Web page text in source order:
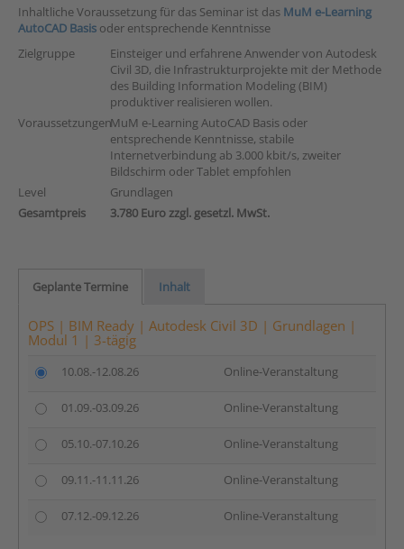
Inhaltliche Voraussetzung für das Seminar ist das MuM e-Learning
AutoCAD Basis oder entsprechende Kenntnisse
Zielgruppe
Einsteiger und erfahrene Anwender von Autodesk
Civil 3D, die Infrastrukturprojekte mit der Methode
des Building Information Modeling (BIM)
produktiver realisieren wollen.
VoraussetzungenMuM e-Learning AutoCAD Basis oder
entsprechende Kenntnisse, stabile
Internetverbindung ab 3.000 kbit/s, zweiter
Bildschirm oder Tablet empfohlen
Level
Grundlagen
Gesamtpreis
3.780 Euro zzgl. gesetzl. MwSt.
Geplante Termine Inhalt
OPS | BIM Ready | Autodesk Civil 3D | Grundlagen |
Modul 1 | 3-tägig
10.08.-12.08.26 Online-Veranstaltung
01.09.-03.09.26 Online-Veranstaltung
05.10.-07.10.26 Online-Veranstaltung
09.11.-11.11.26 Online-Veranstaltung
07.12.-09.12.26 Online-Veranstaltung